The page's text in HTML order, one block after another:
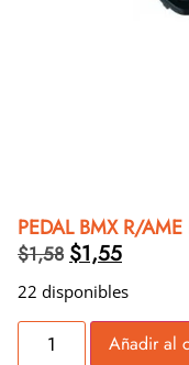
PEDAL BMX R/
$1,58 $1,55
22 disponibles
Añadir al